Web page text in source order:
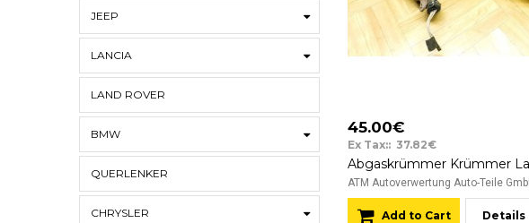
JEEP
LANCIA
LAND ROVER
BMW
QUERLENKER
CHRYSLER
45.00€
Ex Tax:: 37.82€
ATM Autoverwertung Auto-Teile
Add to Cart Details